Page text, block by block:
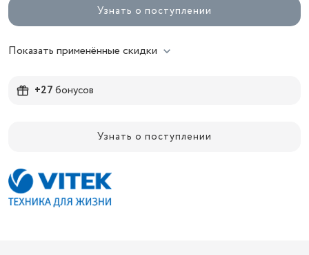
Узнать о поступлении
Показать применённые скидки
+27бонусов
Узнать о поступлении